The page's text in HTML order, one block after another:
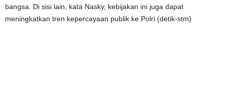
bangsa. Di sisi lain, kata Nasky, kebijakan ini juga dapat
meningkatkan tren kepercayaan publik ke Polri.(detik-stm)